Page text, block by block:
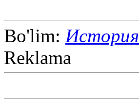
Bo'lim: История
Reklama